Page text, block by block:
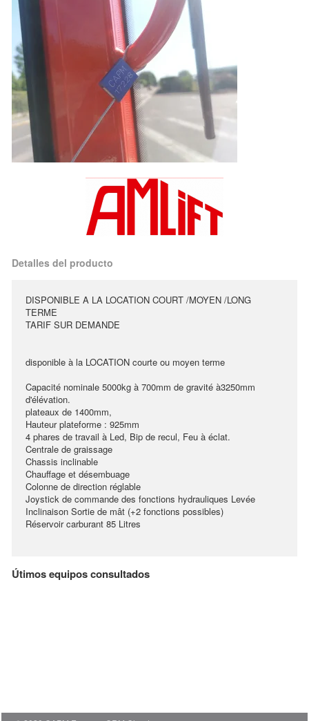
Detalles del producto
DISPONIBLE A LA LOCATION COURT /MOYEN /LONG
TERME
TARIF SUR DEMANDE
disponible à la LOCATION courte ou moyen terme
Capacité nominale 5000kg à 700mm de gravité à3250mm
d'élévation.
plateaux de 1400mm,
Hauteur plateforme : 925mm
4 phares de travail à Led, Bip de recul, Feu à éclat.
Centrale de graissage
Chassis inclinable
Chauffage et désembuage
Colonne de direction réglable
Joystick de commande des fonctions hydrauliques Levée
Inclinaison Sortie de mât (+2 fonctions possibles)
Réservoir carburant 85 Litres
Útimos equipos consultados